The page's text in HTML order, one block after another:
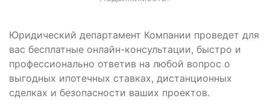
Юридический департамент Компании проведет для
вас бесплатные онлайн-консультации, быстро и
профессионально ответив на любой вопрос о
выгодных ипотечных ставках, дистанционных
сделках и безопасности ваших проектов.